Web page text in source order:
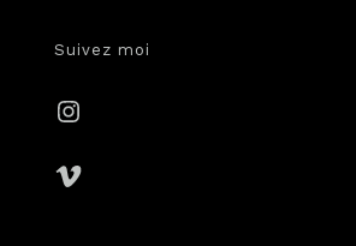
Suivez moi
Instagram
Vimeo